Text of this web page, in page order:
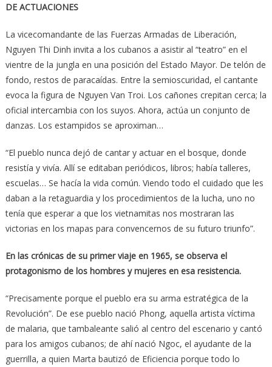
DE ACTUACIONES
La vicecomandante de las Fuerzas Armadas de Liberación,
Nguyen Thi Dinh invita a los cubanos a asistir al “teatro” en el
vientre de la jungla en una posición del Estado Mayor. De telón de
fondo, restos de paracaídas. Entre la semioscuridad, el cantante
evoca la figura de Nguyen Van Troi. Los cañones crepitan cerca; la
oficial intercambia con los suyos. Ahora, actúa un conjunto de
danzas. Los estampidos se aproximan…
“El pueblo nunca dejó de cantar y actuar en el bosque, donde
resistía y vivía. Allí se editaban periódicos, libros; había talleres,
escuelas… Se hacía la vida común. Viendo todo el cuidado que les
daban a la retaguardia y los procedimientos de la lucha, uno no
tenía que esperar a que los vietnamitas nos mostraran las
victorias en los mapas para convencernos de su futuro triunfo”.
En las crónicas de su primer viaje en 1965, se observa el
protagonismo de los hombres y mujeres en esa resistencia.
“Precisamente porque el pueblo era su arma estratégica de la
Revolución”. De ese pueblo nació Phong, aquella artista víctima
de malaria, que tambaleante salió al centro del escenario y cantó
para los amigos cubanos; de ahí nació Ngoc, el ayudante de la
guerrilla, a quien Marta bautizó de Eficiencia porque todo lo